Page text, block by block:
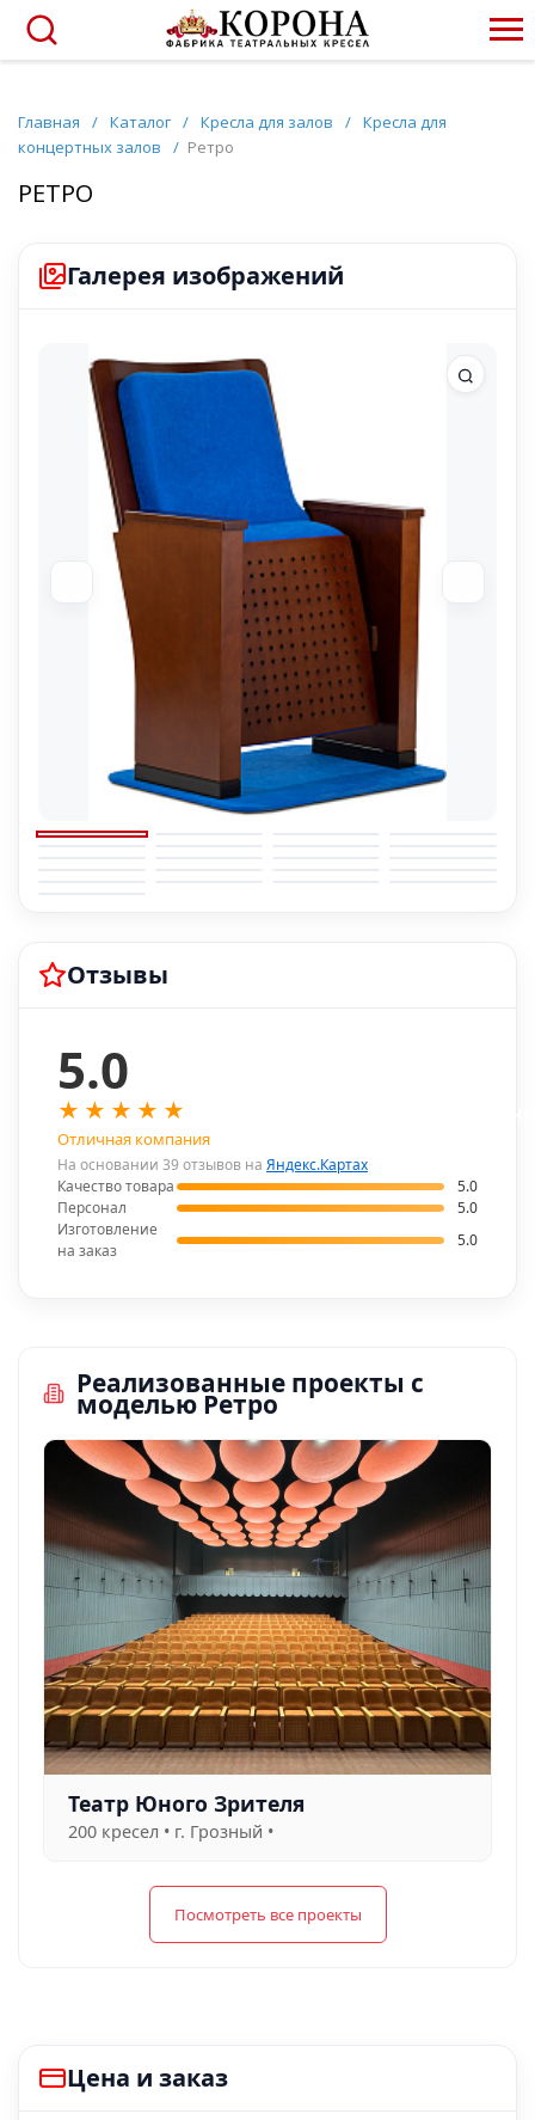
Главная / Каталог / Кресла для залов / Кресла для
концертных залов
/ Ретро
РЕТРО
Галерея изображений
Отзывы
5.0
★ ★ ★ ★ ★
Отличная компания
На основании 39 отзывов на Яндекс.Картах
Качество товара
5.0
Персонал
5.0
Изготовление
на заказ
5.0
Реализованные проекты с
моделью Ретро
Театр Юного Зрителя
200 кресел • г. Грозный •
Посмотреть все проекты
Цена и заказ